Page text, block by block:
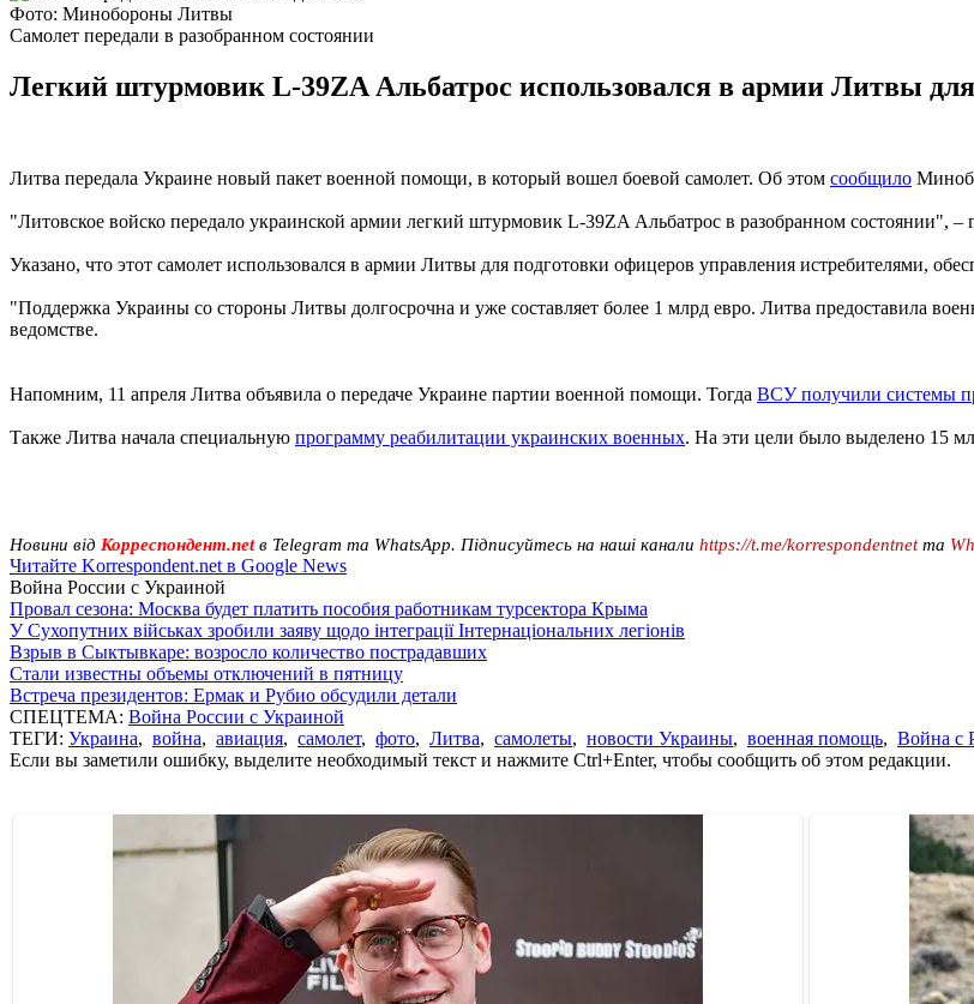
Фото: Минобороны Литвы
Самолет передали в разобранном состоянии
Легкий штурмовик L-39ZA Альбатрос использовался в армии Литвы для
Литва передала Украине новый пакет военной помощи, в который вошел боевой самолет. Об этом сообщило
"Литовское войско передало украинской армии легкий штурмовик L-39ZA Альбатрос в разобранном состоянии", –
Указано, что этот самолет использовался в армии Литвы для подготовки офицеров управления истребителями,
"Поддержка Украины со стороны Литвы долгосрочна и уже составляет более 1 млрд евро. Литва предоставила
ведомстве.
Напомним, 11 апреля Литва объявила о передаче Украине партии военной помощи. Тогда ВСУ получили системы
Также Литва начала специальную программу реабилитации украинских военных. На эти цели было выделено 15
Новини від Корреспондент.netв Telegram та WhatsApp. Підписуйтесь на наші канали https://t.me/korrespondentnetта
Читайте Korrespondent.net в Google News
Война России с Украиной
Провал сезона: Москва будет платить пособия работникам турсектора Крыма
У Сухопутних військах зробили заяву щодо інтеграції Інтернаціональних легіонів
Взрыв в Сыктывкаре: возросло количество пострадавших
Стали известны объемы отключений в пятницу
Встреча президентов: Ермак и Рубио обсудили детали
СПЕЦТЕМА: Война России с Украиной
ТЕГИ: Украина, война, авиация, самолет, фото, Литва, самолеты, новости Украины, военная помощь, Война с
Если вы заметили ошибку, выделите необходимый текст и нажмите Ctrl+Enter, чтобы сообщить об этом редакции.